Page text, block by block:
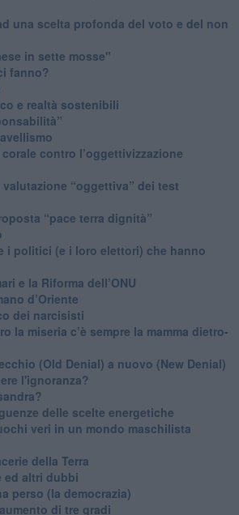
una scelta profonda del voto e del non
in sette mosse"
fanno?
e realtà sostenibili
contro l’oggettivizzazione
valutazione “oggettiva” dei test
“pace terra dignità”
i politici (e i loro elettori) che hanno
e la Riforma dell’ONU
d’Oriente
dei narcisisti
la miseria c’è sempre la mamma dietro-
(Old Denial) a nuovo (New Denial)
l'ignoranza?
delle scelte energetiche
veri in un mondo maschilista
della Terra
ed altri dubbi
perso (la democrazia)
di tre gradi